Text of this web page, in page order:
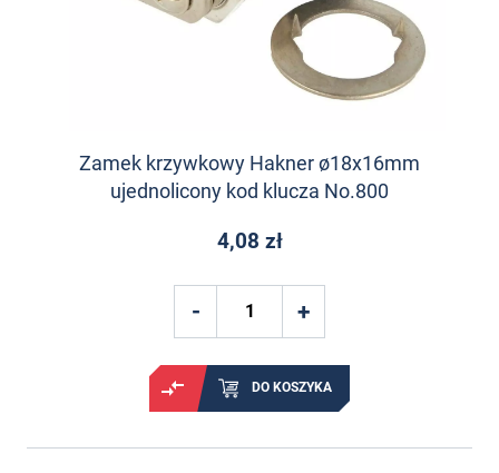
Zamek krzywkowy Hakner ø18x16mm
ujednolicony kod klucza No.800
4,08 zł
DO KOSZYKA